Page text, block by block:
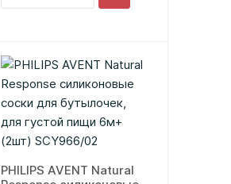
PHILIPS AVENT Natural